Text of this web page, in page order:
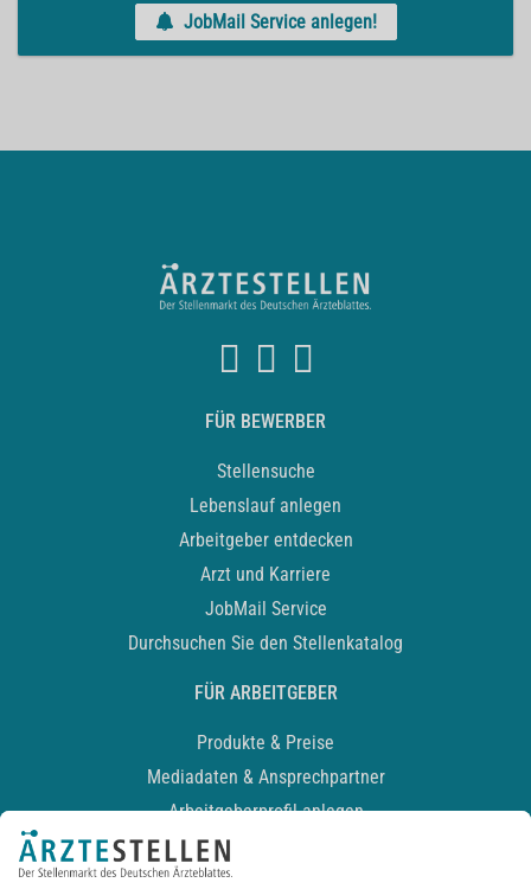
JobMail Service anlegen!
FÜR BEWERBER
Stellensuche
Lebenslauf anlegen
Arbeitgeber entdecken
Arzt und Karriere
JobMail Service
Durchsuchen Sie den Stellenkatalog
FÜR ARBEITGEBER
Produkte & Preise
Mediadaten & Ansprechpartner
Arbeitgeberprofil anlegen
Recruiting-Podcast